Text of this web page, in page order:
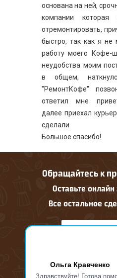
Ольга Кравченко
Здравствуйте! Готова
основана на ней,
компании
отремонтировать,
быстро, так как я не
работу моего Кофе-
неудобства моим
в общем,
"РемонтКофе"
ответил мне
далее приехал
сделали
Большое спасибо!
Обращайтесь к
Оставьте
Все остальное
Оставить